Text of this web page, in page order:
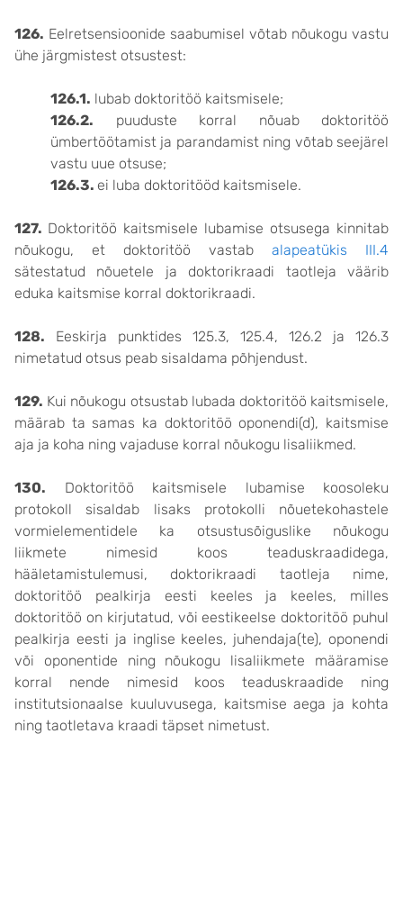
126. Eelretsensioonide saabumisel võtab nõukogu vastu
ühe järgmistest otsustest:
126.1. lubab doktoritöö kaitsmisele;
126.2. puuduste korral nõuab doktoritöö
ümbertöötamist ja parandamist ning võtab seejärel
vastu uue otsuse;
126.3. ei luba doktoritööd kaitsmisele.
127. Doktoritöö kaitsmisele lubamise otsusega kinnitab
nõukogu, et doktoritöö vastab alapeatükis III.4
sätestatud nõuetele ja doktorikraadi taotleja väärib
eduka kaitsmise korral doktorikraadi.
128. Eeskirja punktides 125.3, 125.4, 126.2 ja 126.3
nimetatud otsus peab sisaldama põhjendust.
129. Kui nõukogu otsustab lubada doktoritöö kaitsmisele,
määrab ta samas ka doktoritöö oponendi(d), kaitsmise
aja ja koha ning vajaduse korral nõukogu lisaliikmed.
130. Doktoritöö kaitsmisele lubamise koosoleku
protokoll sisaldab lisaks protokolli nõuetekohastele
vormielementidele ka otsustusõiguslike nõukogu
liikmete nimesid koos teaduskraadidega,
hääletamistulemusi, doktorikraadi taotleja nime,
doktoritöö pealkirja eesti keeles ja keeles, milles
doktoritöö on kirjutatud, või eestikeelse doktoritöö puhul
pealkirja eesti ja inglise keeles, juhendaja(te), oponendi
või oponentide ning nõukogu lisaliikmete määramise
korral nende nimesid koos teaduskraadide ning
institutsionaalse kuuluvusega, kaitsmise aega ja kohta
ning taotletava kraadi täpset nimetust.